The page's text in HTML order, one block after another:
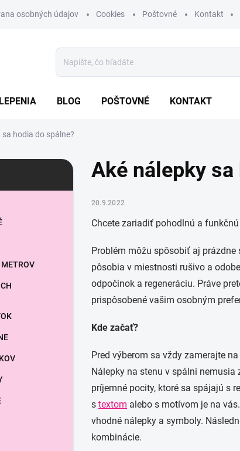
osobných údajov Cookies Poštovné Kontakt
BLOG POŠTOVNÉ KONTAKT
sa hodia do spálne?
Aké nálepky
20.9.2022
Chcete zariadiť pohodlnú a
Problém môžu spôsobiť aj prázdne
pôsobia v miestnosti rušivo a
odpočinok a regeneráciu. Práve
prispôsobené vašim osobným
Kde začať?
Pred výberom sa vždy zamerajte
Nálepky na stenu v spálni
príjemné pocity, ktoré sa spájajú s
s textom alebo s motívom je na
vhodné nálepky a symboly.
kombinácie.